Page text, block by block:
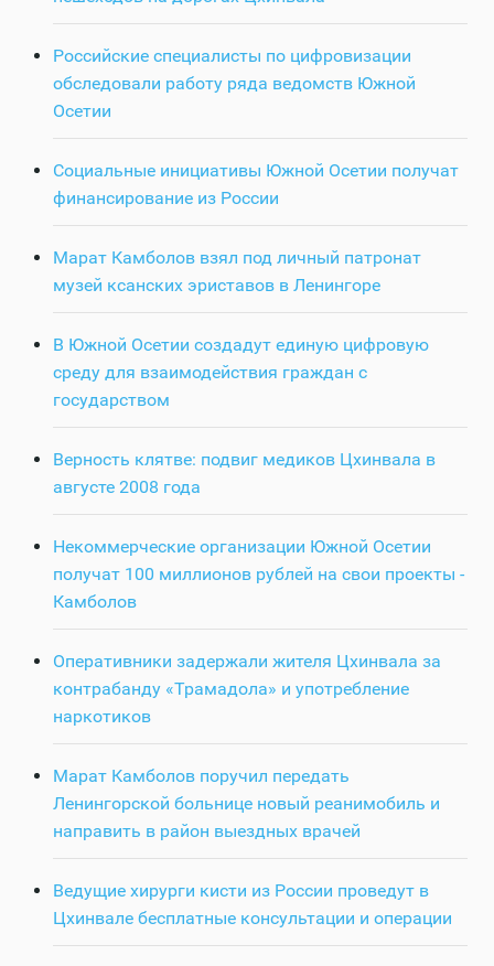
Российские специалисты по цифровизации
обследовали работу ряда ведомств Южной
Осетии
Социальные инициативы Южной Осетии получат
финансирование из России
Марат Камболов взял под личный патронат
музей ксанских эриставов в Ленингоре
В Южной Осетии создадут единую цифровую
среду для взаимодействия граждан с
государством
Верность клятве: подвиг медиков Цхинвала в
августе 2008 года
Некоммерческие организации Южной Осетии
получат 100 миллионов рублей на свои проекты -
Камболов
Оперативники задержали жителя Цхинвала за
контрабанду «Трамадола» и употребление
наркотиков
Марат Камболов поручил передать
Ленингорской больнице новый реанимобиль и
направить в район выездных врачей
Ведущие хирурги кисти из России проведут в
Цхинвале бесплатные консультации и операции